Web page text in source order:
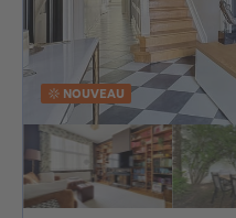
NOUVEAU